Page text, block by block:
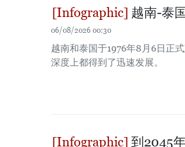
越南-泰
06/08/2026 00:30
越南和泰国于1976年8月6日正
深度上都得到了迅速发展。
到2045